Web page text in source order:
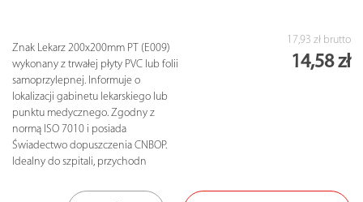
Znak Lekarz 200x200mm PT (E009)
wykonany z trwałej płyty PVC lub folii
samoprzylepnej. Informuje o
lokalizacji gabinetu lekarskiego lub
punktu medycznego. Zgodny z
normą ISO 7010 i posiada
Świadectwo dopuszczenia CNBOP.
Idealny do szpitali, przychodn
17,93 zł brutto
14,58 zł